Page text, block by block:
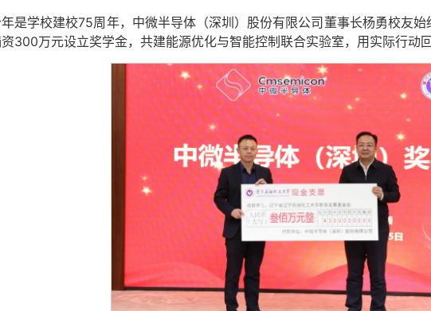
是学校建校75周年，中微半导体（深圳）股份有限公司董事长杨勇校友
300万元设立奖学金，共建能源优化与智能控制联合实验室，用实际行动